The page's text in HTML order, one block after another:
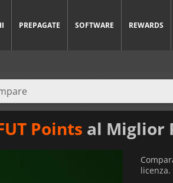
PREPAGATE SOFTWARE REWARDS
Points al Miglior
licenza.